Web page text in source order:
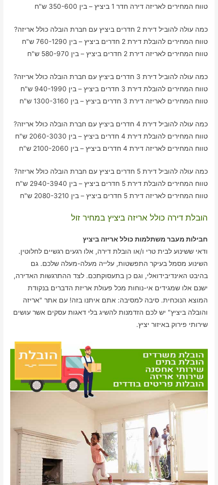
טווח המחירים לאריזה דירה חדר 1 ביציץ – בין 350-600 ש"ח
כמה עולה להוביל דירת 2 חדרים ביציץ עם חברת הובלה כולל אריזה?
טווח המחירים להובלת דירת 2 חדרים ביציץ – בין 760-1290 ש"ח
טווח המחירים לאריזה דירת 2 חדרים ביציץ – בין 580-970 ש"ח
כמה עולה להוביל דירת 3 חדרים ביציץ עם חברת הובלה כולל אריזה?
טווח המחירים להובלת דירת 3 חדרים ביציץ – בין 940-1990 ש"ח
טווח המחירים לאריזה דירת 3 חדרים ביציץ – בין 1300-3160 ש"ח
כמה עולה להוביל דירת 4 חדרים ביציץ עם חברת הובלה כולל אריזה?
טווח המחירים להובלת דירת 4 חדרים ביציץ – בין 2060-3030 ש"ח
טווח המחירים לאריזה דירת 4 חדרים ביציץ – בין 2100-2060 ש"ח
כמה עולה להוביל דירת 5 חדרים ביציץ עם חברת הובלה כולל אריזה?
טווח המחירים להובלת דירת 5 חדרים ביציץ – בין 2940-3940 ש"ח
טווח המחירים לאריזה דירת 5 חדרים ביציץ – בין 2080-3210 ש"ח
הובלת דירה כולל אריזה ביציץ במחיר זול
חבילות מעבר משתלמות כולל אריזה ביציץ
ודאי ששינוע לבית טרי ו/או הובלת דירה, אלו רגעים רגשיים לחלוטין.
השינוע מסמל בעיקר התפשטות, עלייה מעלה-מעלה שלכם. גם
בהיבט האינדיבידואלי, וגם כן בתעסוקתכם. לצד ההתרגשות האדירה,
ישנם אלו שמגידים אי-נוחות מכל פעולת אריזת הדברים בנקודת
המוצא הנוכחית. סיבה למסיבה: אתם איתנו בזה! עם אתר "אריזה
והובלה ביציץ" יש לכם הזדמנות להשיג בלי דאגות עסקים אשר עושים
שירותי פירוק באיזור יציץ.